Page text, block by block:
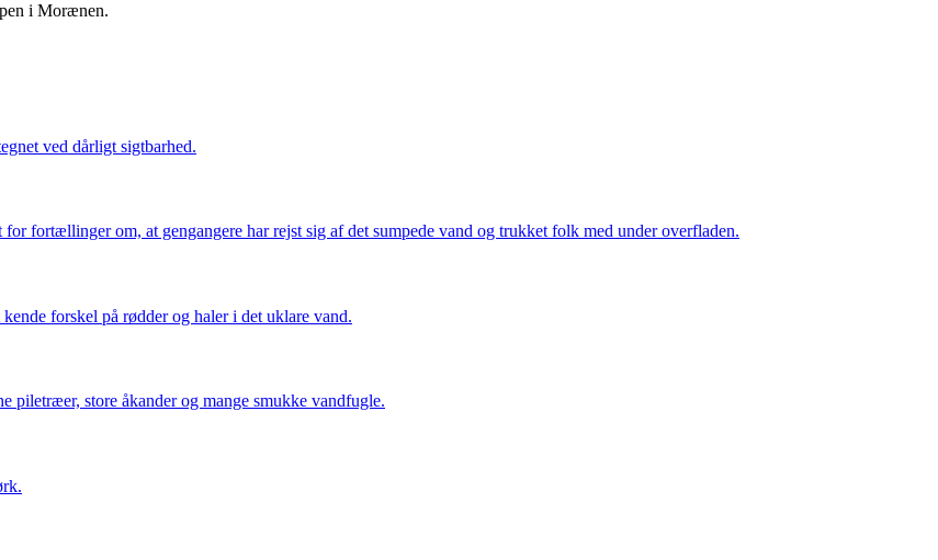
i Morænen.
ved dårligt sigtbarhed.
fortællinger om, at gengangere har rejst sig af det sumpede vand og trukket folk med under overfladen.
forskel på rødder og haler i det uklare vand.
piletræer, store åkander og mange smukke vandfugle.